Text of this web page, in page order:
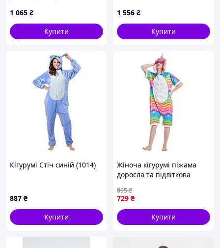
1 065 ₴
Купити
1 556 ₴
Купити
Кігурумі Стіч синій (1014)
887 ₴
Купити
Жіноча кігурумі піжама
доросла та підліткова
костюм поліестер Shopy
729 ₴
895₴
Купити